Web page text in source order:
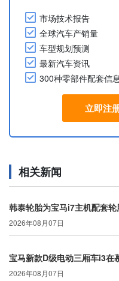
市场技术报告
全球汽车产销量
车型规划预测
最新汽车资讯
300种零部件配套信
立即注
相关新闻
韩泰轮胎为宝马i7主机配套轮
2026年08月07日
宝马新款D级电动三厢车i3在
2026年08月07日